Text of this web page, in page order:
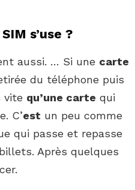
s’use ?
aussi. … Si une carte
du téléphone puis
vite qu’une carte qui
C’est un peu comme
qui passe et repasse
Après quelques